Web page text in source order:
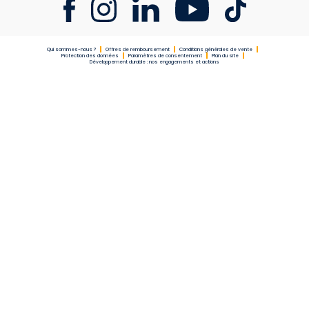
Qui sommes-nous ? Offres de remboursement
Conditions générales de vente
Protection des données
Paramètres de consentement
Plan du site
Développement durable : nos engagements et actions